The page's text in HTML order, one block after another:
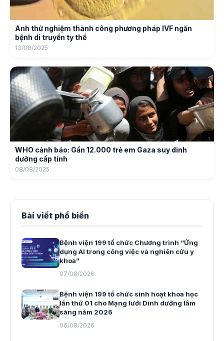
Anh thử nghiệm thành công phương pháp IVF ngăn
bệnh di truyền ty thể
13/08/2025
WHO cảnh báo: Gần 12.000 trẻ em Gaza suy dinh
dưỡng cấp tính
08/08/2025
Bài viết phổ biến
Bệnh viện 199 tổ chức Chương trình “Ứng
dụng AI trong công việc và nghiên cứu y
khoa”
07/08/2026
Bệnh viện 199 tổ chức sinh hoạt khoa học
lần thứ 01 cho Mạng lưới Dinh dưỡng lâm
sàng năm 2026
06/08/2026